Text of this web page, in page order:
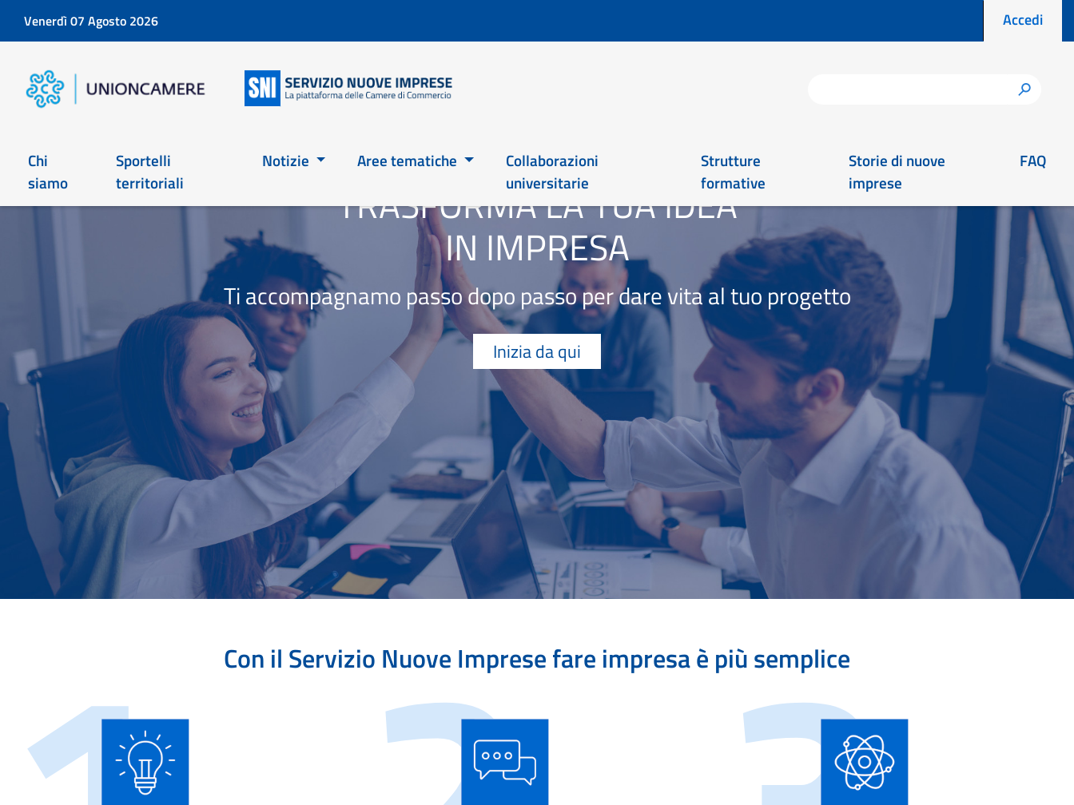
Venerdì 07 Agosto 2026 Menu
Accedi
h
Main 2026
Chi
siamo
Sportelli
territoriali
Notizie Aree tematiche
Collaborazioni
universitarie
Strutture
formative
Storie di nuove
imprese
FAQ
TRASFORMA LA TUA IDEA
IN IMPRESA
Ti accompagnamo passo dopo passo per dare vita al tuo progetto
Inizia da qui
Con il Servizio Nuove Imprese fare impresa è più semplice